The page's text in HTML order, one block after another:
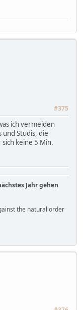
#375
ich vermeiden
und Studis, die
keine 5 Min.
Jahr gehen
the natural order